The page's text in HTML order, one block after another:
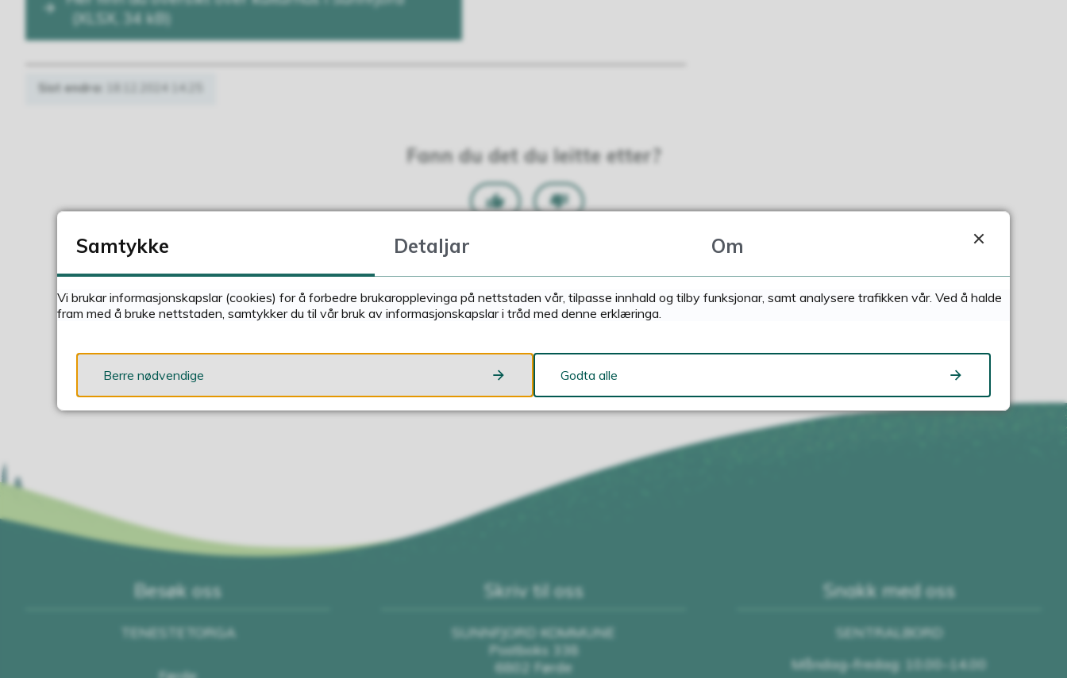
(XLSX, 34 kB)
Sist endra 18.12.2024 14.25
Fann du det du leitte etter?
Besøk oss
TENESTETORGA
Skriv til oss
SUNNFJORD KOMMUNE
Postboks 338
6802 Førde
Snakk med oss
SENTRALBORD
Måndag–fredag: 10.00–14.00
Samtykke Detaljar Om
Vi brukar informasjonskapslar (cookies) for å forbedre brukaropplevinga på nettstaden vår, tilpasse innhald og tilby funksjonar, samt analysere trafikken vår. Ved å halde
fram med å bruke nettstaden, samtykker du til vår bruk av informasjonskapslar i tråd med denne erklæringa.
Berre nødvendige Godta alle